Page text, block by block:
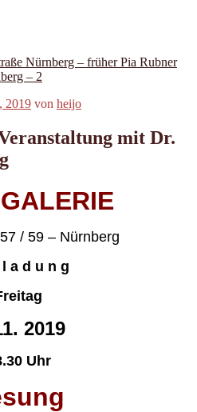
Nürnberg – früher Pia Rubner
– 2
2019 von heijo
mit Dr.
/ 59 – Nürnberg
a d u n g
2019
Uhr